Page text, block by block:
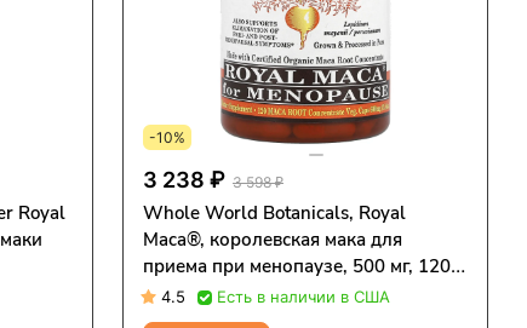
Royal
-10%
3 238 ₽ 3 598 ₽
Whole World Botanicals, Royal
Maca®, королевская мака для
приема при менопаузе, 500 мг, 120
вегетарианских капсул
4.5 Есть в наличии в США